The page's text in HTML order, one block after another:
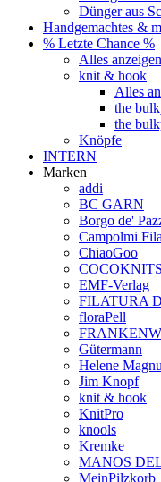
Dünger aus
Handgemachtes &
% Letzte Chance %
Alles
knit & hook
Alles
the
the
Knöpfe
INTERN
Marken
addi
BC GARN
Borgo de'
Campolmi
ChiaoGoo
COCOKNITS
EMF-Verlag
FILATURA
floraPell
Gütermann
Helene
Jim Knopf
knit & hook
KnitPro
knools
Kremke
MANOS
MeinPilzkorb